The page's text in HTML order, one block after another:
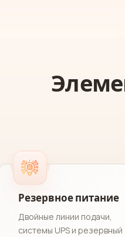
Резервное питание
Двойные линии подачи,
системы UPS и резервный